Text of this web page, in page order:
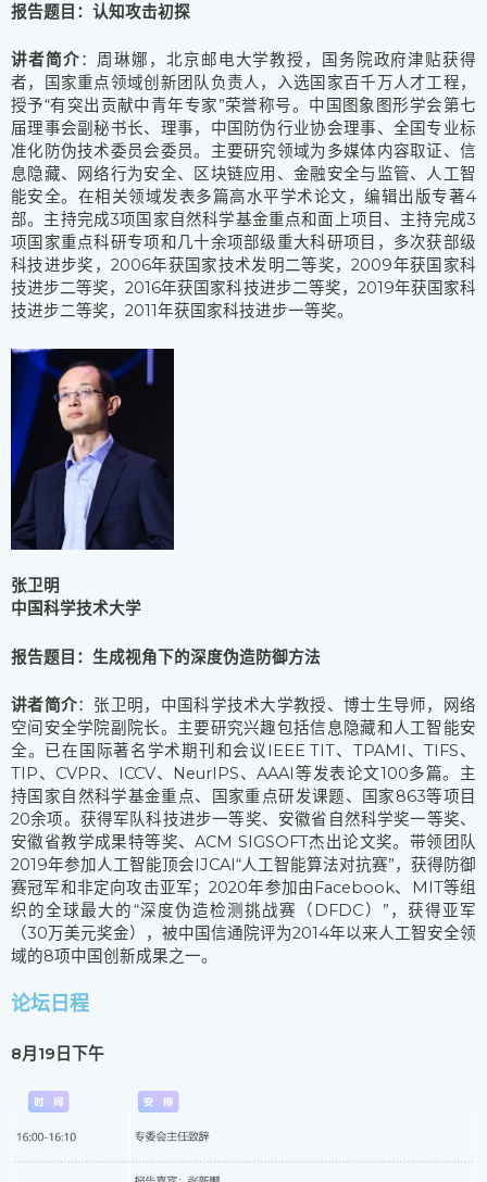
报告题目：认知攻击初探
讲者简介：周琳娜，北京邮电大学教授，国务院政府津贴获得
者，国家重点领域创新团队负责人，入选国家百千万人才工程，
授予“有突出贡献中青年专家”荣誉称号。中国图象图形学会第七
届理事会副秘书长、理事，中国防伪行业协会理事、全国专业标
准化防伪技术委员会委员。主要研究领域为多媒体内容取证、信
息隐藏、网络行为安全、区块链应用、金融安全与监管、人工智
能安全。在相关领域发表多篇高水平学术论文，编辑出版专著4
部。主持完成3项国家自然科学基金重点和面上项目、主持完成3
项国家重点科研专项和几十余项部级重大科研项目，多次获部级
科技进步奖，2006年获国家技术发明二等奖，2009年获国家科
技进步二等奖，2016年获国家科技进步二等奖，2019年获国家科
技进步二等奖，2011年获国家科技进步一等奖。
张卫明
中国科学技术大学
报告题目：生成视角下的深度伪造防御方法
讲者简介：张卫明，中国科学技术大学教授、博士生导师，网络
空间安全学院副院长。主要研究兴趣包括信息隐藏和人工智能安
全。已在国际著名学术期刊和会议IEEE TIT、TPAMI、TIFS、
TIP、CVPR、ICCV、NeurIPS、AAAI等发表论文100多篇。主
持国家自然科学基金重点、国家重点研发课题、国家863等项目
20余项。获得军队科技进步一等奖、安徽省自然科学奖一等奖、
安徽省教学成果特等奖、ACM SIGSOFT杰出论文奖。带领团队
2019年参加人工智能顶会IJCAI“人工智能算法对抗赛”，获得防御
赛冠军和非定向攻击亚军；2020年参加由Facebook、MIT等组
织的全球最大的“深度伪造检测挑战赛（DFDC）”，获得亚军
（30万美元奖金），被中国信通院评为2014年以来人工智安全领
域的8项中国创新成果之一。
论坛日程
8月19日下午